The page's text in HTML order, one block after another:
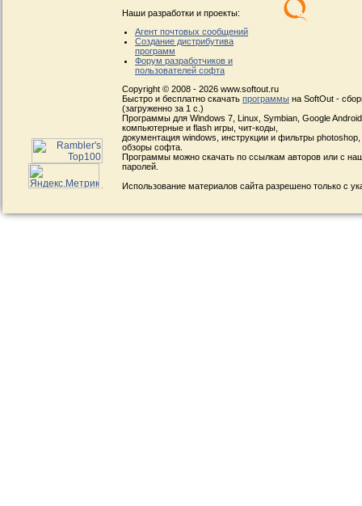
Наши разработки и проекты:
Агент почтовых сообщений
Создание дистрибутива
программ
Форум разработчиков и
пользователей софта
Copyright © 2008 - 2026 www.softout.ru
Быстро и бесплатно скачать программы на SoftOut -
(загруженно за 1 с.)
Программы для Windows 7, Linux, Symbian, Google
компьютерные и flash игры, чит-коды,
документация windows, инструкции и фильтры
обзоры софта.
Программы можно скачать по ссылкам авторов или с
паролей.
Использование материалов сайта разрешено только с